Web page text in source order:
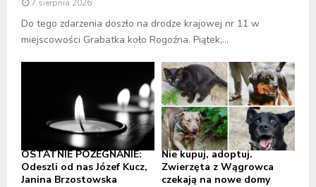
7 sierpnia 2026
Do tego zdarzenia doszło na drodze krajowej nr 11 w
miejscowości Grabatka koło Rogoźna. Piątek,...
OSTATNIE POŻEGNANIE:
Odeszli od nas Józef Kucz,
Janina Brzostowska
Nie kupuj, adoptuj.
Zwierzęta z Wągrowca
czekają na nowe domy